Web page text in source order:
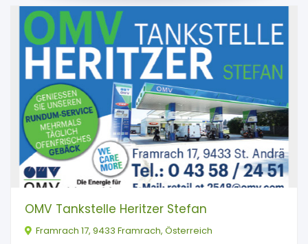
OMV Tankstelle Heritzer Stefan
Framrach 17, 9433 Framrach, Österreich